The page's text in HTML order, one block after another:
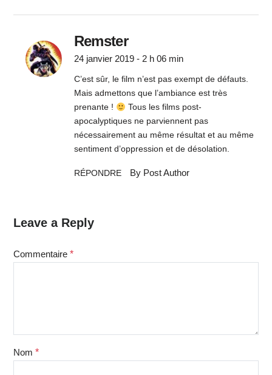
Remster
24 janvier 2019 - 2 h 06 min
C’est sûr, le film n’est pas exempt de défauts.
Mais admettons que l’ambiance est très
prenante !
Tous les films post-
apocalyptiques ne parviennent pas
nécessairement au même résultat et au même
sentiment d’oppression et de désolation.
RÉPONDRE By Post Author
Leave a Reply
Commentaire *
Nom *